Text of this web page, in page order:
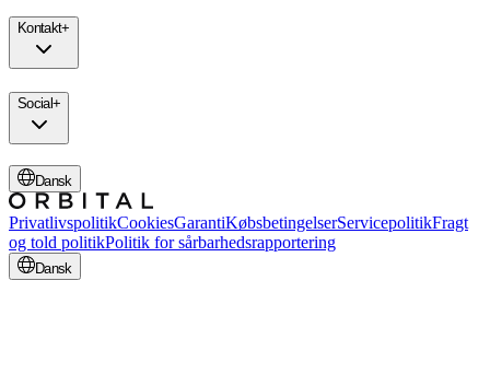
Kontakt+
Social+
Dansk
PrivatlivspolitikCookiesGarantiKøbsbetingelserServicepolitikFragt
og told politikPolitik for sårbarhedsrapportering
Dansk